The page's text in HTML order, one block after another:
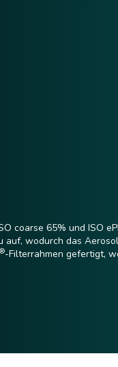
coarse 65% und ISO
auf, wodurch das
®-Filterrahmen gefertigt,